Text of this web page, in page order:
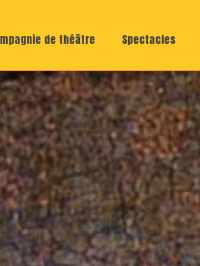
de théâtre Spectacles
Accueil